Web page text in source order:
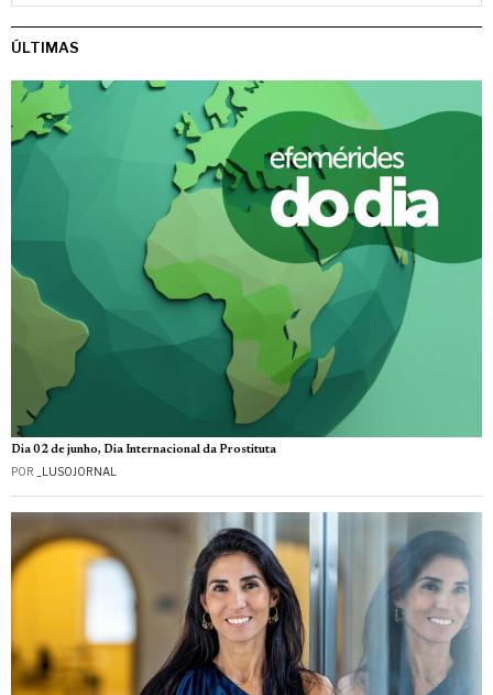
ÚLTIMAS
Dia 02 de junho, Dia Internacional da Prostituta
POR _LUSOJORNAL